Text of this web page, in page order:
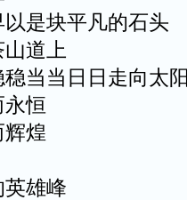
是块平凡的石头
道上
当当日日走向太阳
恒
煌
雄峰